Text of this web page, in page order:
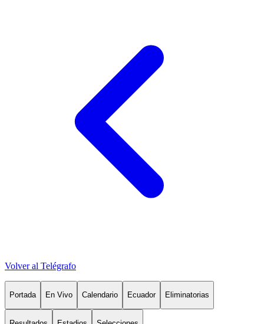
Volver al Telégrafo
Portada En Vivo Calendario Ecuador Eliminatorias